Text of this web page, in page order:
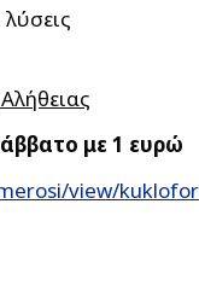
με 1 ευρώ
view/